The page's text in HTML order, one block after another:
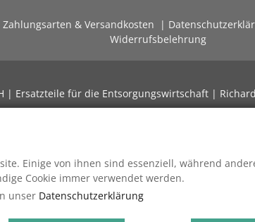
Zahlungsarten & Versandkosten
Widerrufsbelehrung
| Ersatzteile für die Entsorgungswirtschaft |
Einige von ihnen sind essenziell, während
Cookie immer verwendet werden.
unser Datenschutzerklärung